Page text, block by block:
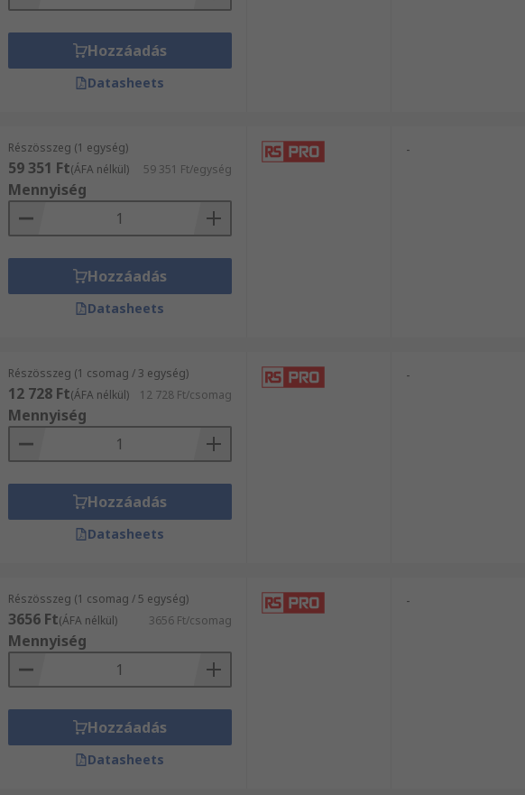
Hozzáadás
Datasheets
Részösszeg (1 egység)
59 351 Ft(ÁFA nélkül) 59 351 Ft/egység
Mennyiség
Hozzáadás
Datasheets
-
Részösszeg (1 csomag / 3 egység)
12 728 Ft(ÁFA nélkül) 12 728 Ft/csomag
Mennyiség
Hozzáadás
Datasheets
-
Részösszeg (1 csomag / 5 egység)
3656 Ft(ÁFA nélkül) 3656 Ft/csomag
Mennyiség
Hozzáadás
Datasheets
-